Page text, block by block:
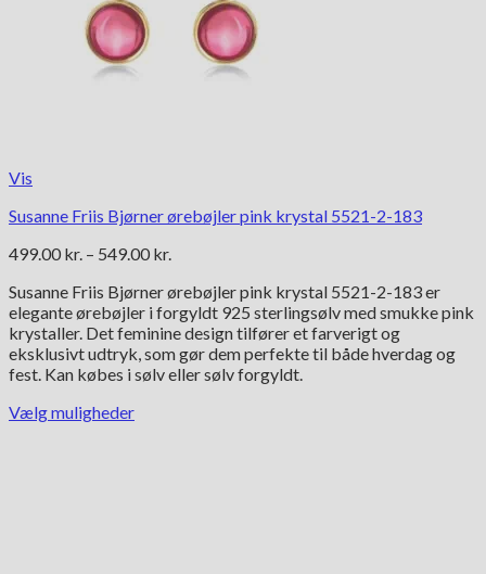
Vis
Susanne Friis Bjørner ørebøjler pink krystal 5521-2-183
499.00 kr. – 549.00 kr.
til
549.00 kr.
Susanne Friis Bjørner ørebøjler pink krystal 5521-2-183 er
elegante ørebøjler i forgyldt 925 sterlingsølv med smukke pink
krystaller. Det feminine design tilfører et farverigt og
eksklusivt udtryk, som gør dem perfekte til både hverdag og
fest. Kan købes i sølv eller sølv forgyldt.
Vælg muligheder